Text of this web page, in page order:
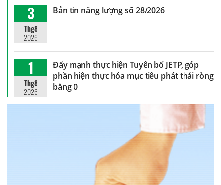
3
Thg8
2026
Bản tin năng lượng số 28/2026
1
Thg8
2026
Đẩy mạnh thực hiện Tuyên bố JETP, góp
phần hiện thực hóa mục tiêu phát thải ròng
bằng 0